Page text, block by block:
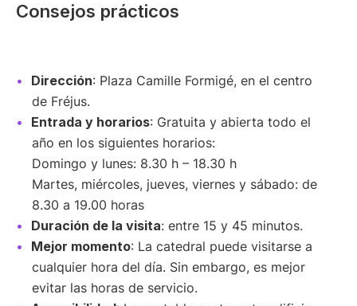
Consejos prácticos
Dirección: Plaza Camille Formigé, en el centro
de Fréjus.
Entrada y horarios: Gratuita y abierta todo el
año en los siguientes horarios:
Domingo y lunes: 8.30 h – 18.30 h
Martes, miércoles, jueves, viernes y sábado: de
8.30 a 19.00 horas
Duración de la visita: entre 15 y 45 minutos.
Mejor momento: La catedral puede visitarse a
cualquier hora del día. Sin embargo, es mejor
evitar las horas de servicio.